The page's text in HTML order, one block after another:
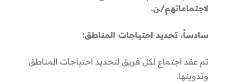
لاجتماعاتهم/ـن.
سادساً، تحديد احتياجات المناطق:
تم عقد اجتماع لكل فريق لتحديد احتياجات المناطق
وتدوينها.